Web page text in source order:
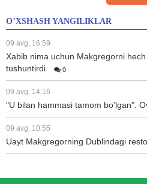
O’XSHASH YANGILIKLAR
09 avg, 16:59
Xabib nima uchun Makgregorni
tushuntirdi
0
09 avg, 14:16
"U bilan hammasi tamom bo'lgan".
09 avg, 10:55
Uayt Makgregorning Dublindagi